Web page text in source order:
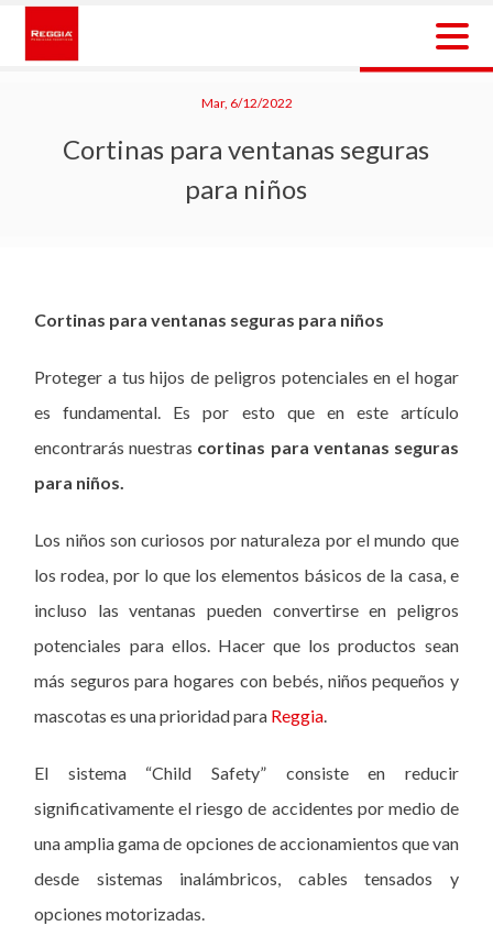
Skip
content
Mar, 6/12/2022
Cortinas para ventanas seguras
para niños
Cortinas para ventanas seguras para niños
Proteger a tus hijos de peligros potenciales en el hogar
es fundamental. Es por esto que en este artículo
encontrarás nuestras cortinas para ventanas seguras
para niños.
Los niños son curiosos por naturaleza por el mundo que
los rodea, por lo que los elementos básicos de la casa, e
incluso las ventanas pueden convertirse en peligros
potenciales para ellos. Hacer que los productos sean
más seguros para hogares con bebés, niños pequeños y
mascotas es una prioridad para Reggia.
El sistema “Child Safety” consiste en reducir
significativamente el riesgo de accidentes por medio de
una amplia gama de opciones de accionamientos que van
desde sistemas inalámbricos, cables tensados y
opciones motorizadas.